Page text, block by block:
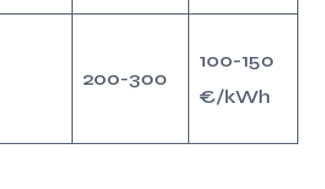
200-300
100-150
€/kWh